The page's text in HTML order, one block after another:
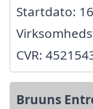
Startdato:
CVR:
Bruuns